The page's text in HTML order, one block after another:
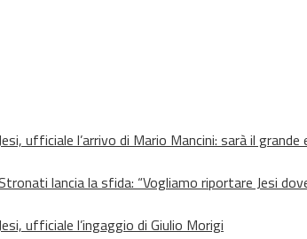
ufficiale l’arrivo di Mario Mancini: sarà il grande
lancia la sfida: “Vogliamo riportare Jesi
ufficiale l’ingaggio di Giulio Morigi